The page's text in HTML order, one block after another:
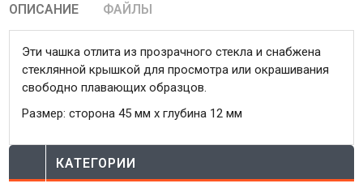
ОПИСАНИЕ ФАЙЛЫ
Эти чашка отлита из прозрачного стекла и снабжена
стеклянной крышкой для просмотра или окрашивания
свободно плавающих образцов.
Размер: сторона 45 мм х глубина 12 мм
КАТЕГОРИИ